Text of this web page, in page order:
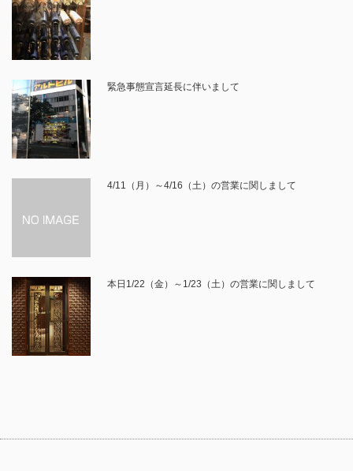
緊急事態宣言延長に伴いまして
4/11（月）～4/16（土）の営業に関しまして
本日1/22（金）～1/23（土）の営業に関しまして